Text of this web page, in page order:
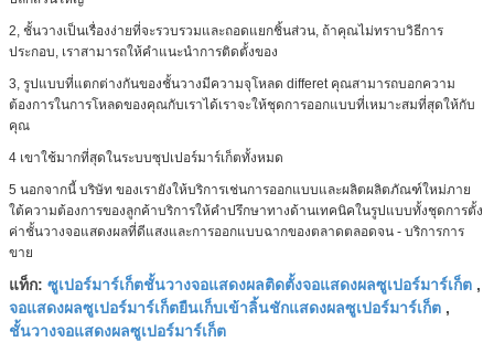
2, ชั้นวางเป็นเรื่องง่ายที่จะรวบรวมและถอดแยกชิ้นส่วน, ถ้าคุณไม่ทราบวิธีการ
ประกอบ, เราสามารถให้คำแนะนำการติดตั้งของ
3, รูปแบบที่แตกต่างกันของชั้นวางมีความจุโหลด differet คุณสามารถบอกความ
ต้องการในการโหลดของคุณกับเราได้เราจะให้ชุดการออกแบบที่เหมาะสมที่สุดให้กับ
คุณ
4 เขาใช้มากที่สุดในระบบซุปเปอร์มาร์เก็ตทั้งหมด
5 นอกจากนี้ บริษัท ของเรายังให้บริการเช่นการออกแบบและผลิตผลิตภัณฑ์ใหม่ภาย
ใต้ความต้องการของลูกค้าบริการให้คำปรึกษาทางด้านเทคนิคในรูปแบบทั้งชุดการตั้ง
ค่าชั้นวางจอแสดงผลที่ดีแสงและการออกแบบฉากของตลาดตลอดจน - บริการการ
ขาย
แท็ก: ซูเปอร์มาร์เก็ตชั้นวางจอแสดงผลติดตั้งจอแสดงผลซูเปอร์มาร์เก็ต ,
จอแสดงผลซูเปอร์มาร์เก็ตยืนเก็บเข้าลิ้นชักแสดงผลซูเปอร์มาร์เก็ต ,
ชั้นวางจอแสดงผลซูเปอร์มาร์เก็ต